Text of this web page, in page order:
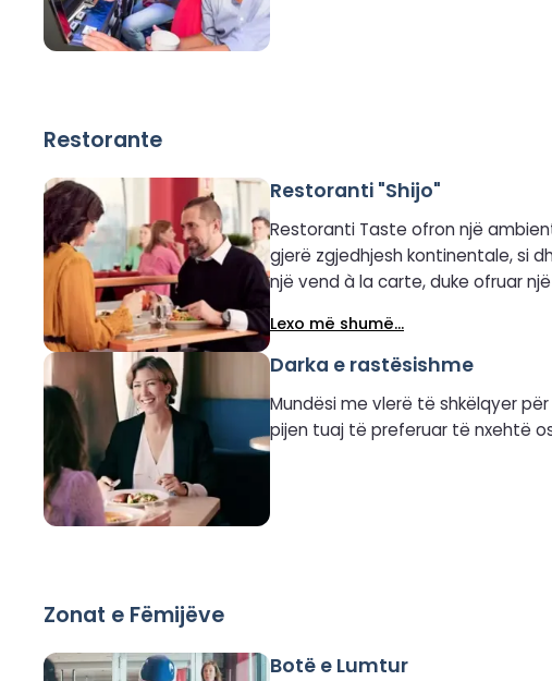
Restorante
Restoranti "Shijo"
Restoranti Taste ofron një
gjerë zgjedhjesh kontinentale, si dhe pjata të ngrohta
një vend à la carte, duke ofruar
dispozicion.
Lexo më shumë...
Darka e rastësishme
Mundësi me vlerë të shkëlqyer
pijen tuaj të preferuar të nxehtë
Zonat e Fëmijëve
Botë e Lumtur